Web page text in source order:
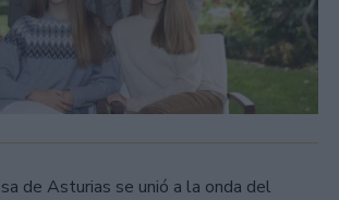
de Asturias se unió a la onda del